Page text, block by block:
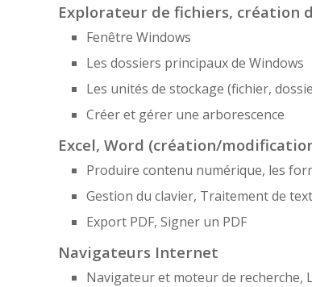
Explorateur de fichiers, création
Fenêtre Windows
Les dossiers principaux de Windows
Les unités de stockage (fichier,
Créer et gérer une arborescence
Excel, Word (création/
Produire contenu numérique, les
Gestion du clavier, Traitement de
Export PDF, Signer un PDF
Navigateurs Internet
Navigateur et moteur de recherche,